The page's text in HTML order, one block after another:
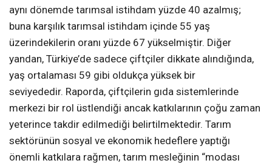
aynı dönemde tarımsal istihdam yüzde 40 azalmış;
buna karşılık tarımsal istihdam içinde 55 yaş
üzerindekilerin oranı yüzde 67 yükselmiştir. Diğer
yandan, Türkiye’de sadece çiftçiler dikkate alındığında,
yaş ortalaması 59 gibi oldukça yüksek bir
seviyededir. Raporda, çiftçilerin gıda sistemlerinde
merkezi bir rol üstlendiği ancak katkılarının çoğu zaman
yeterince takdir edilmediği belirtilmektedir. Tarım
sektörünün sosyal ve ekonomik hedeflere yaptığı
önemli katkılara rağmen, tarım mesleğinin “modası